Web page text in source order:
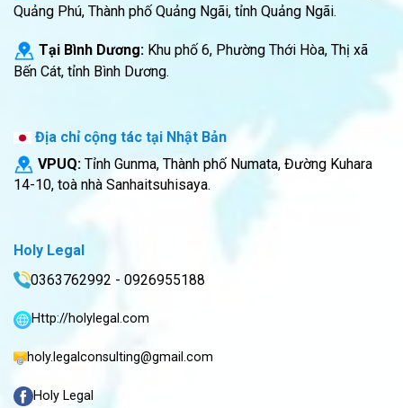
Quảng Phú, Thành phố Quảng Ngãi, tỉnh Quảng Ngãi.
Tại Bình Dương: Khu phố 6, Phường Thới Hòa, Thị xã
Bến Cát, tỉnh Bình Dương.
Địa chỉ cộng tác tại Nhật Bản
VPUQ: Tỉnh Gunma, Thành phố Numata, Đường Kuhara
14-10, toà nhà Sanhaitsuhisaya.
Holy Legal
0363762992 - 0926955188
Http://holylegal.com
holy.legalconsulting@gmail.com
Holy Legal